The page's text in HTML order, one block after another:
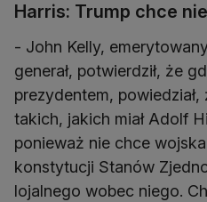
Harris: Trump chce
- John Kelly,
generał, potwierdził, że
prezydentem, powiedział,
takich, jakich miał Adolf
ponieważ nie chce
konstytucji Stanów
lojalnego wobec niego.